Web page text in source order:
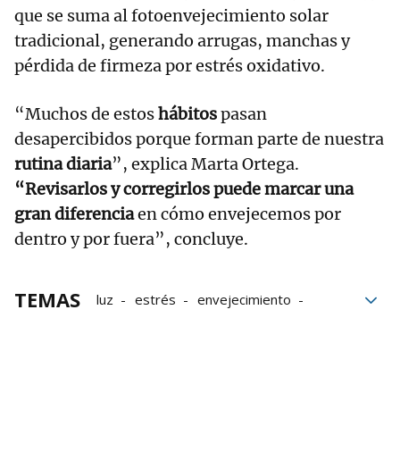
que se suma al fotoenvejecimiento solar
tradicional, generando arrugas, manchas y
pérdida de firmeza por estrés oxidativo.
“Muchos de estoshábitospasan
desapercibidos porque forman parte de nuestra
rutina diaria”, explica Marta Ortega.
“Revisarlos y corregirlos puede marcar una
gran diferenciaen cómo envejecemos por
dentro y por fuera”, concluye.
TEMAS luz estrés
envejecimiento